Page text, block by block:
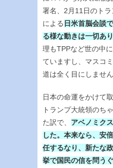
署名、2月11日のト
による 日米首脳会談
る様な動きは一切あ
理もTPPなど世の中
ていますし、マスコ
道は全く目にしません
日本の命運をかけて
トランプ大統領のち
た訳で、 アベノミク
した。本来なら、安
任するなり、新たな
挙で国民の信を問う